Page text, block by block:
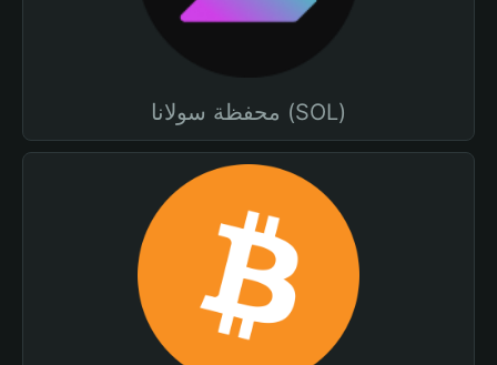
محفظة سولانا (SOL)